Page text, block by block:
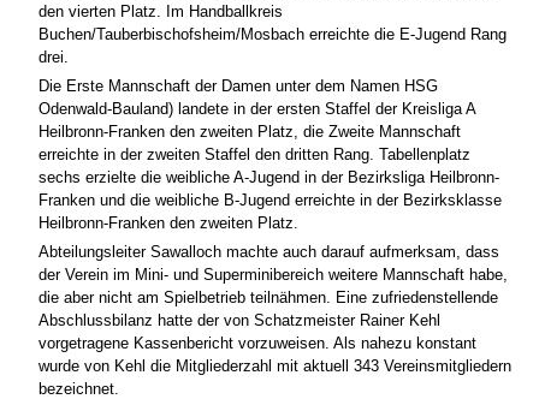
den vierten Platz. Im Handballkreis
Buchen/Tauberbischofsheim/Mosbach erreichte die E-Jugend Rang
drei.
Die Erste Mannschaft der Damen unter dem Namen HSG
Odenwald-Bauland) landete in der ersten Staffel der Kreisliga A
Heilbronn-Franken den zweiten Platz, die Zweite Mannschaft
erreichte in der zweiten Staffel den dritten Rang. Tabellenplatz
sechs erzielte die weibliche A-Jugend in der Bezirksliga Heilbronn-
Franken und die weibliche B-Jugend erreichte in der Bezirksklasse
Heilbronn-Franken den zweiten Platz.
Abteilungsleiter Sawalloch machte auch darauf aufmerksam, dass
der Verein im Mini- und Superminibereich weitere Mannschaft habe,
die aber nicht am Spielbetrieb teilnähmen. Eine zufriedenstellende
Abschlussbilanz hatte der von Schatzmeister Rainer Kehl
vorgetragene Kassenbericht vorzuweisen. Als nahezu konstant
wurde von Kehl die Mitgliederzahl mit aktuell 343 Vereinsmitgliedern
bezeichnet.